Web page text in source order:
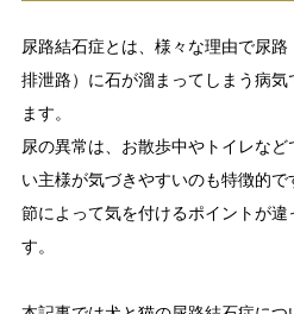
尿路結石症とは、様々な理由で尿
排泄路）に石が溜まってしまう病気
ます。
尿の異常は、お散歩中やトイレな
い主様が気づきやすいのも特徴的
節によって気を付けるポイントが
す。